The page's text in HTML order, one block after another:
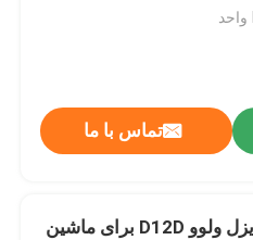
تماس با ما
موتور دیزل ولوو D12D برای ماشین